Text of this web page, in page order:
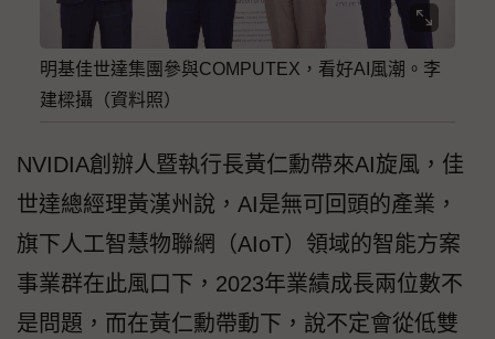
明基佳世達集團參與COMPUTEX，看好AI風潮。李
建樑攝（資料照）
NVIDIA創辦人暨執行長黃仁勳帶來AI旋風，佳
世達總經理黃漢州說，AI是無可回頭的產業，
旗下人工智慧物聯網（AIoT）領域的智能方案
事業群在此風口下，2023年業績成長兩位數不
是問題，而在黃仁勳帶動下，說不定會從低雙